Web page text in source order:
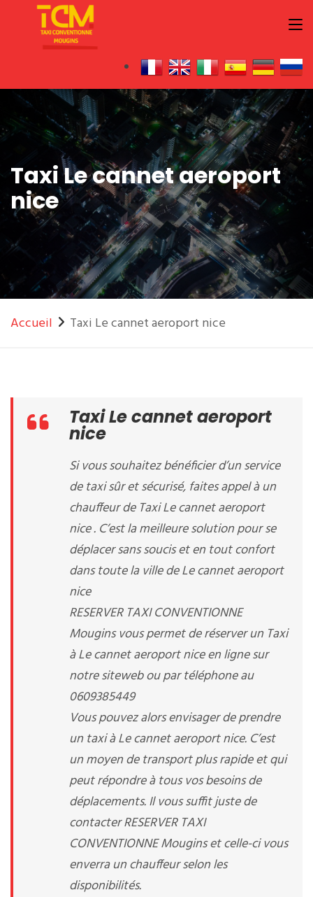
Taxi Le cannet aeroport
nice
Accueil Taxi Le cannet aeroport nice
Taxi Le cannet aeroport
nice
Si vous souhaitez bénéficier d’un service
de taxi sûr et sécurisé, faites appel à un
chauffeur de Taxi Le cannet aeroport
nice . C’est la meilleure solution pour se
déplacer sans soucis et en tout confort
dans toute la ville de Le cannet aeroport
nice
RESERVER TAXI CONVENTIONNE
Mougins vous permet de réserver un Taxi
à Le cannet aeroport nice en ligne sur
notre siteweb ou par téléphone au
0609385449
Vous pouvez alors envisager de prendre
un taxi à Le cannet aeroport nice. C’est
un moyen de transport plus rapide et qui
peut répondre à tous vos besoins de
déplacements. Il vous suffit juste de
contacter RESERVER TAXI
CONVENTIONNE Mougins et celle-ci vous
enverra un chauffeur selon les
disponibilités.